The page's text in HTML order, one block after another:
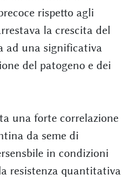
rispetto agli
la crescita del
ad una significativa
del patogeno e dei
una forte correlazione
da seme di
in condizioni
resistenza quantitativa